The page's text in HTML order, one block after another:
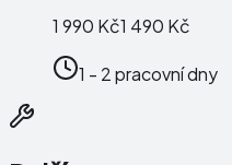
1 990 Kč1 490 Kč
1 - 2 pracovní dny